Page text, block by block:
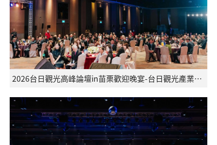
2026台日觀光高峰論壇in苗栗歡迎晚宴-台日觀光產業代表齊聚